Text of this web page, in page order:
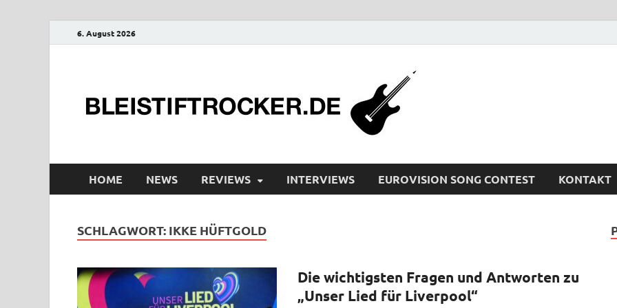
6. August 2026
HOME NEWS REVIEWS INTERVIEWS EUROVISION SONG CONTEST KONTAKT
SCHLAGWORT: IKKE HÜFTGOLD
Die wichtigsten Fragen und Antworten zu
„Unser Lied für Liverpool“